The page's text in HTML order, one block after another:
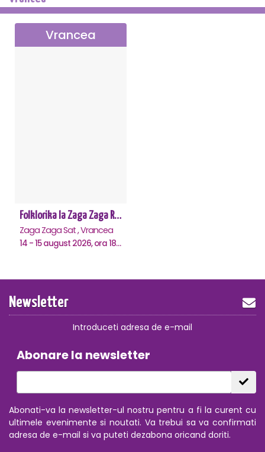
Vrancea
Folklorika la Zaga Zaga Resort - Anulat
Zaga Zaga Sat , Vrancea
14 - 15 august 2026, ora 18:00
Newsletter
Introduceti adresa de e-mail
Abonare la newsletter
Abonati-va la newsletter-ul nostru pentru a fi la curent cu
ultimele evenimente si noutati. Va trebui sa va confirmati
adresa de e-mail si va puteti dezabona oricand doriti.